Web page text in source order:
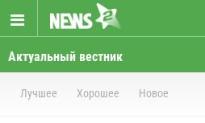
Актуальный вестник
Лучшее Хорошее Новое